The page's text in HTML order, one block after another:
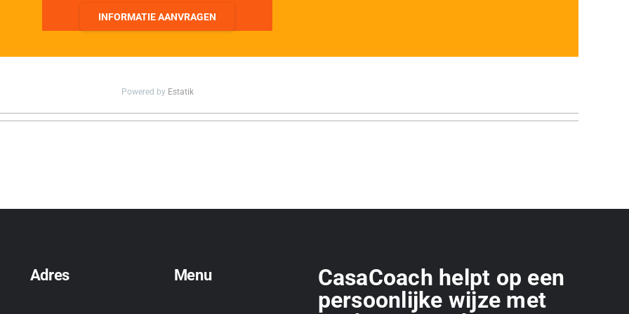
INFORMATIE AANVRAGEN
Powered by Estatik
Adres Menu
CasaCoach helpt op een
persoonlijke wijze met